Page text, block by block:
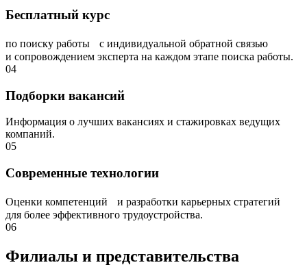
Бесплатный курс
по поиску работы с индивидуальной обратной связью
и сопровождением эксперта на каждом этапе поиска работы.
04
Подборки вакансий
Информация о лучших вакансиях и стажировках ведущих
компаний.
05
Современные технологии
Оценки компетенций и разработки карьерных стратегий
для более эффективного трудоустройства.
06
Филиалы и представи­тельства